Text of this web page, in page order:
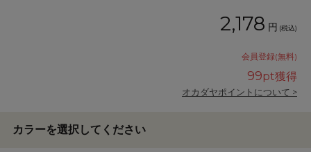
2,178 円 (税込)
会員登録(無料)
99pt獲得
オカダヤポイントについて >
カラーを選択してください